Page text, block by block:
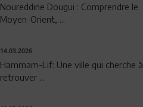
Noureddine Dougui : Comprendre le
Moyen-Orient, ...
14.03.2026
Hammam-Lif: Une ville qui cherche à
retrouver ...